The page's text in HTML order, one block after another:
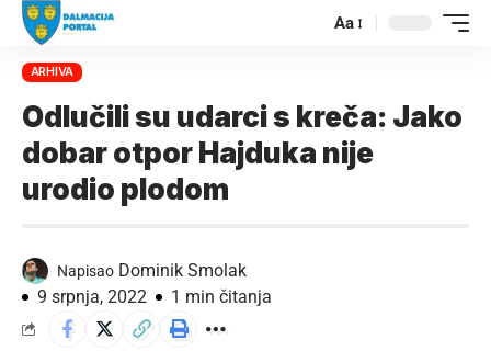
Aa
ARHIVA
Odlučili su udarci s kreča: Jako
dobar otpor Hajduka nije
urodio plodom
Napisao Dominik Smolak
9 srpnja, 2022
1 min čitanja